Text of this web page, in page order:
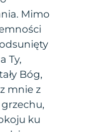
Mimo
Ty,
Bóg,
mnie z
ku